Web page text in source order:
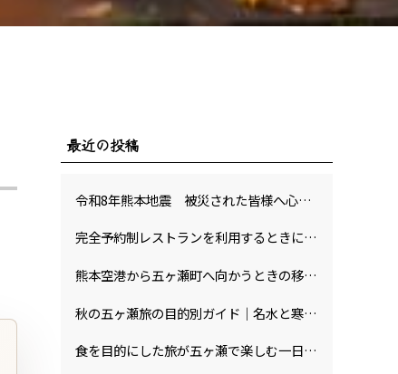
最近の投稿
令和8年熊本地震 被災された皆様へ心よりお見舞い申し上げます
完全予約制レストランを利用するときに事前確認したいことと夏の五ヶ瀬旅のお土産選びの視点
熊本空港から五ヶ瀬町へ向かうときの移動計画と注意点から組み立てるひとり旅・記念日の過ごし方
秋の五ヶ瀬旅の目的別ガイド｜名水と寒暖差で育つcorasitaのトマトの特徴と滞在時間の整え方
食を目的にした旅が五ヶ瀬で楽しむ一日二組限定の宿でゆっくり過ごすために確認したいことと農園体験の楽しみ方